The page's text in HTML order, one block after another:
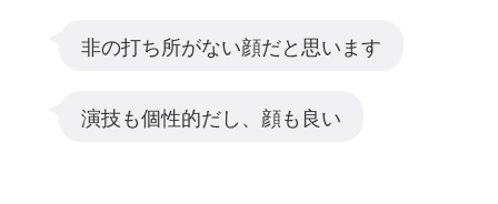
非の打ち所がない顔だと思います
演技も個性的だし、顔も良い